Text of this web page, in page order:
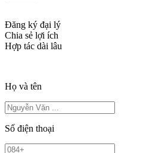
Đăng ký đại lý
Chia sẻ lợi ích
Hợp tác dài lâu
Họ và tên
Số điện thoại